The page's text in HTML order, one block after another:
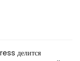
делится